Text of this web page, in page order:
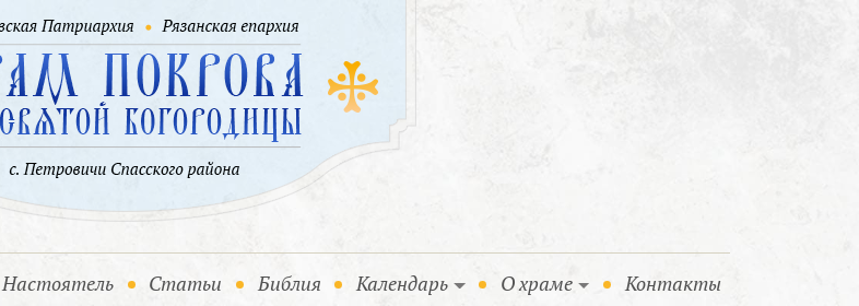
Настоятель Статьи Библия Календарь О храме Контакты